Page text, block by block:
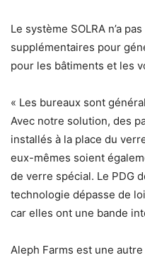
Le système SOLRA n’a
supplémentaires pour
pour les bâtiments et les
« Les bureaux sont
Avec notre solution, des
installés à la place du
eux-mêmes soient
de verre spécial. Le PDG
technologie dépasse de
car elles ont une bande
Aleph Farms est une